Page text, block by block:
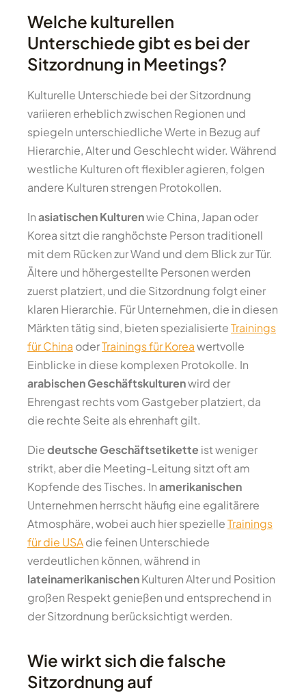
Welche kulturellen
Unterschiede gibt es bei der
Sitzordnung in Meetings?
Kulturelle Unterschiede bei der Sitzordnung
variieren erheblich zwischen Regionen und
spiegeln unterschiedliche Werte in Bezug auf
Hierarchie, Alter und Geschlecht wider. Während
westliche Kulturen oft flexibler agieren, folgen
andere Kulturen strengen Protokollen.
Inasiatischen Kulturenwie China, Japan oder
Korea sitzt die ranghöchste Person traditionell
mit dem Rücken zur Wand und dem Blick zur Tür.
Ältere und höhergestellte Personen werden
zuerst platziert, und die Sitzordnung folgt einer
klaren Hierarchie. Für Unternehmen, die in diesen
Märkten tätig sind, bieten spezialisierteTrainings
für China oderTrainings für Koreawertvolle
Einblicke in diese komplexen Protokolle. In
arabischen Geschäftskulturenwird der
Ehrengast rechts vom Gastgeber platziert, da
die rechte Seite als ehrenhaft gilt.
Diedeutsche Geschäftsetikette ist weniger
strikt, aber die Meeting-Leitung sitzt oft am
Kopfende des Tisches. Inamerikanischen
Unternehmen herrscht häufig eine egalitärere
Atmosphäre, wobei auch hier spezielleTrainings
für die USAdie feinen Unterschiede
verdeutlichen können, während in
lateinamerikanischenKulturen Alter und Position
großen Respekt genießen und entsprechend in
der Sitzordnung berücksichtigt werden.
Wie wirkt sich die falsche
Sitzordnung auf